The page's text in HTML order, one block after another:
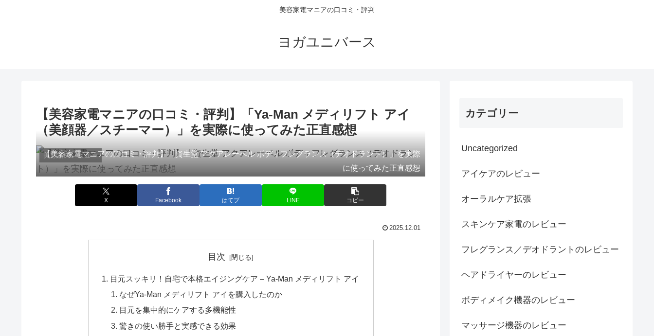
美容家電マニアの口コミ・評判
ヨガユニバース
【美容家電マニアの口コミ・評判】「Ya-Man メディリフト アイ
（美顔器／スチーマー）」を実際に使ってみた正直感想
美顔器のレビュー
【美容家電マニアの口コミ・評判】「資生堂 アクアレーベル ボディフレグランス（デオドラント）」を実際
に使ってみた正直感想
X Facebook はてブ LINE コピー
2025.12.01
目次
目元スッキリ！自宅で本格エイジングケア – Ya-Man メディリフト アイ
なぜYa-Man メディリフト アイを購入したのか
目元を集中的にケアする多機能性
驚きの使い勝手と実感できる効果
カテゴリー
Uncategorized
アイケアのレビュー
オーラルケア拡張
スキンケア家電のレビュー
フレグランス／デオドラントのレビュー
ヘアドライヤーのレビュー
ボディメイク機器のレビュー
マッサージ機器のレビュー